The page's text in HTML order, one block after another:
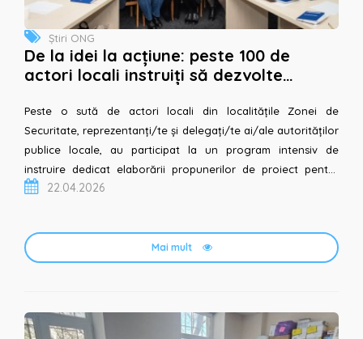
Știri ONG
De la idei la acțiune: peste 100 de
actori locali instruiți să dezvolte
Peste o sută de actori locali din localitățile Zonei de
Securitate, reprezentanți/te și delegați/te ai/ale autorităților
publice locale, au participat la un program intensiv de
instruire dedicat elaborării propunerilor de proiect pentru
inițiative locale de pace. Instruirile au avut loc în per...
22.04.2026
Mai mult